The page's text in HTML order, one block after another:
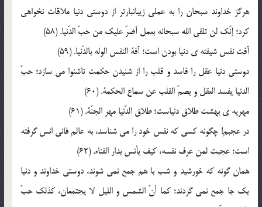
هرگز خداوند سبحان را به عملي زيبانبارتر از دوستي دنيا ملاقات نخواهي
کرد؛ إنّک لن تلقي الله سبحانه بعمل أضرّ عليک من حبّ الدّنيا. (58)
آفت نفس شيفته ي دنيا بودن است؛ آفة النفس الوله بالدّنيا. (59)
دوستي دنيا عقل را فاسد و قلب را از شنيدن حکمت ناشنوا مي سازد؛ حبّ
الدنيا يفسد العقل و يصمّ القلب عن سماع الحکمة. (60)
مهريه ي بهشت طلاق دنياست؛ طلاق الدّنيا مهر الجنّة. (61)
در عجبم! چگونه کسي که نفس خود را مي شناسد، به عالم فاني انس گرفته
است؛ عجبت لمن عرف نفسه، کيف يأنس بدار الفناء. (62)
همان گونه که خورشيد و شب با هم جمع نمي شوند، دوستي خداوند و دنيا
يک جا جمع نمي گردند؛ کما أنّ الشمس و الليل لا يجتمعان، کذلک حبّ